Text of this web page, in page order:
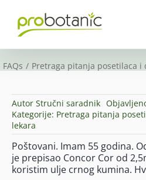
content
FAQs Pretraga pitanja posetilaca i
Autor Stručni saradnik
Kategorije: Pretraga pitanja
lekara
Poštovani. Imam 55 godina.
je prepisao Concor Cor od
koristim ulje crnog kumina.